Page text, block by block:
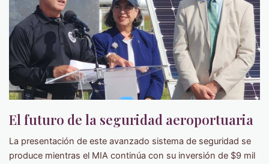
El futuro de la seguridad aeroportuaria
La presentación de este avanzado sistema de seguridad se
produce mientras el MIA continúa con su inversión de $9 mil